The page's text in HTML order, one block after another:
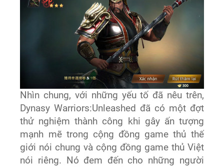
Nhìn chung, với những yếu tố đã nêu trên,
Dynasy Warriors:Unleashed đã có một đợt
thử nghiệm thành công khi gây ấn tượng
mạnh mẽ trong cộng đồng game thủ thế
giới nói chung và cộng đồng game thủ Việt
nói riêng. Nó đem đến cho những người